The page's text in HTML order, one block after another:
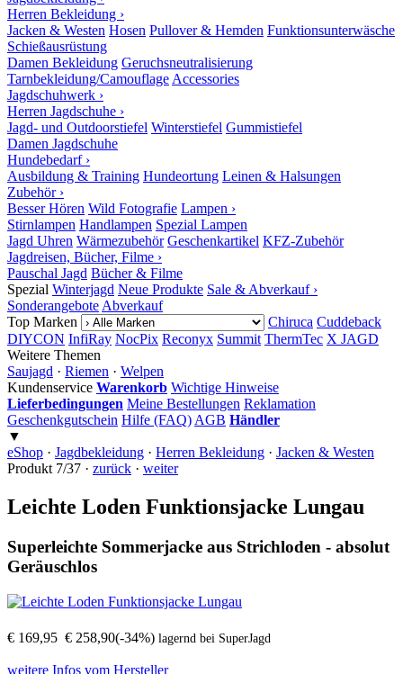
Herren Bekleidung ›
Jacken & Westen Hosen Pullover & Hemden Funktionsunterwäsche
Schießausrüstung
Damen Bekleidung Geruchsneutralisierung
Tarnbekleidung/Camouflage Accessories
Jagdschuhwerk ›
Herren Jagdschuhe ›
Jagd- und Outdoorstiefel Winterstiefel Gummistiefel
Damen Jagdschuhe
Hundebedarf ›
Ausbildung & Training Hundeortung Leinen & Halsungen
Zubehör ›
Besser Hören Wild Fotografie Lampen ›
Stirnlampen Handlampen Spezial Lampen
Jagd Uhren Wärmezubehör Geschenkartikel KFZ-Zubehör
Jagdreisen, Bücher, Filme ›
Pauschal Jagd Bücher & Filme
Spezial Winterjagd Neue Produkte Sale & Abverkauf ›
Sonderangebote Abverkauf
Top Marken
Chiruca Cuddeback
DIYCON InfiRay NocPix Reconyx Summit ThermTec X JAGD
Weitere Themen
Saujagd · Riemen · Welpen
Kundenservice Warenkorb Wichtige Hinweise
Lieferbedingungen Meine Bestellungen Reklamation
Geschenkgutschein Hilfe (FAQ) AGB Händler
▼
eShop · Jagdbekleidung · Herren Bekleidung · Jacken & Westen
Produkt 7/37 · zurück · weiter
Leichte Loden Funktionsjacke Lungau
Superleichte Sommerjacke aus Strichloden - absolut
Geräuschlos
€ 169,95 € 258,90(-34%) lagernd bei SuperJagd
weitere Infos vom Hersteller